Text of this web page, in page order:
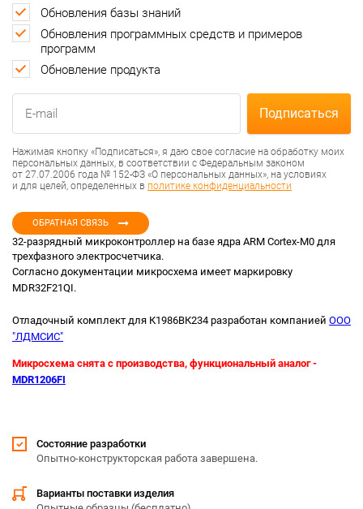
32-разрядный микроконтроллер на базе ядра ARM Cortex-M0 для
трехфазного электросчетчика.
Согласно документации микросхема имеет маркировку
MDR32F21QI.
Отладочный комплект для К1986ВК234 разработан компанией ООО
"ЛДМСИС"
Микросхема снята с производства, функциональный аналог -
MDR1206FI
Состояние разработки
Опытно-конструкторская работа завершена.
Варианты поставки изделия
Обновления базы знаний
Обновления программных средств и примеров
программ
Обновление продукта
Нажимая кнопку «Подписаться», я даю свое согласие на обработку моих
персональных данных, в соответствии с Федеральным законом
от 27.07.2006 года № 152-ФЗ «О персональных данных», на условиях
и для целей, определенных в политике конфиденциальности
ОБРАТНАЯ СВЯЗЬ